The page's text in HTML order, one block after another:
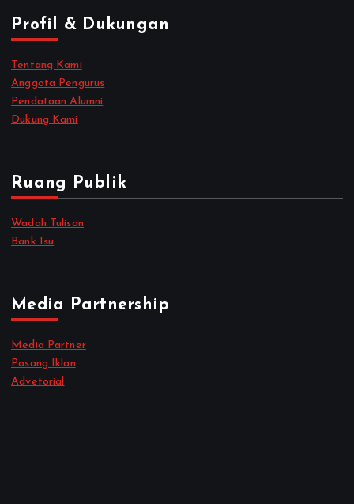
Profil & Dukungan
Tentang Kami
Anggota Pengurus
Pendataan Alumni
Dukung Kami
Ruang Publik
Wadah Tulisan
Bank Isu
Media Partnership
Media Partner
Pasang Iklan
Advetorial